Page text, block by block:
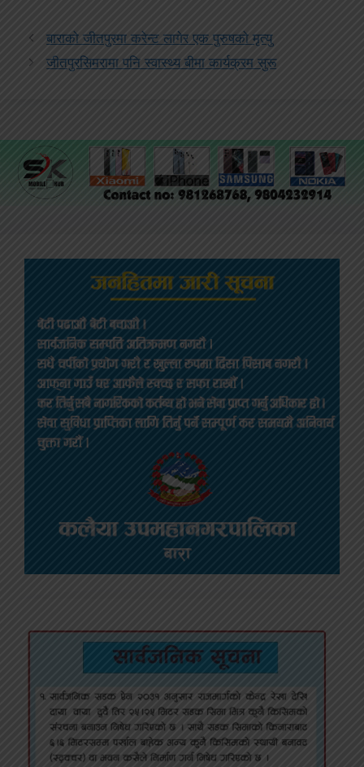
बाराको जीतपुरमा करेन्ट लागेर एक पुरुषको मृत्यु
जीतपुरसिमरामा पनि स्वास्थ्य बीमा कार्यक्रम सुरू